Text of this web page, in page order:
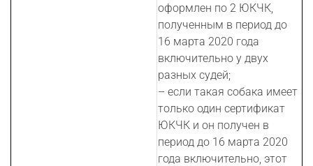
оформлен по 2 ЮКЧК,
полученным в период до
16 марта 2020 года
включительно у двух
разных судей;
– если такая собака имеет
только один сертификат
ЮКЧК и он получен в
период до 16 марта 2020
года включительно, этот